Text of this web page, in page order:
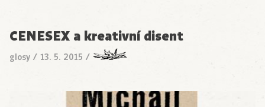
CENESEX a kreativní disent
glosy / 13. 5. 2015 /